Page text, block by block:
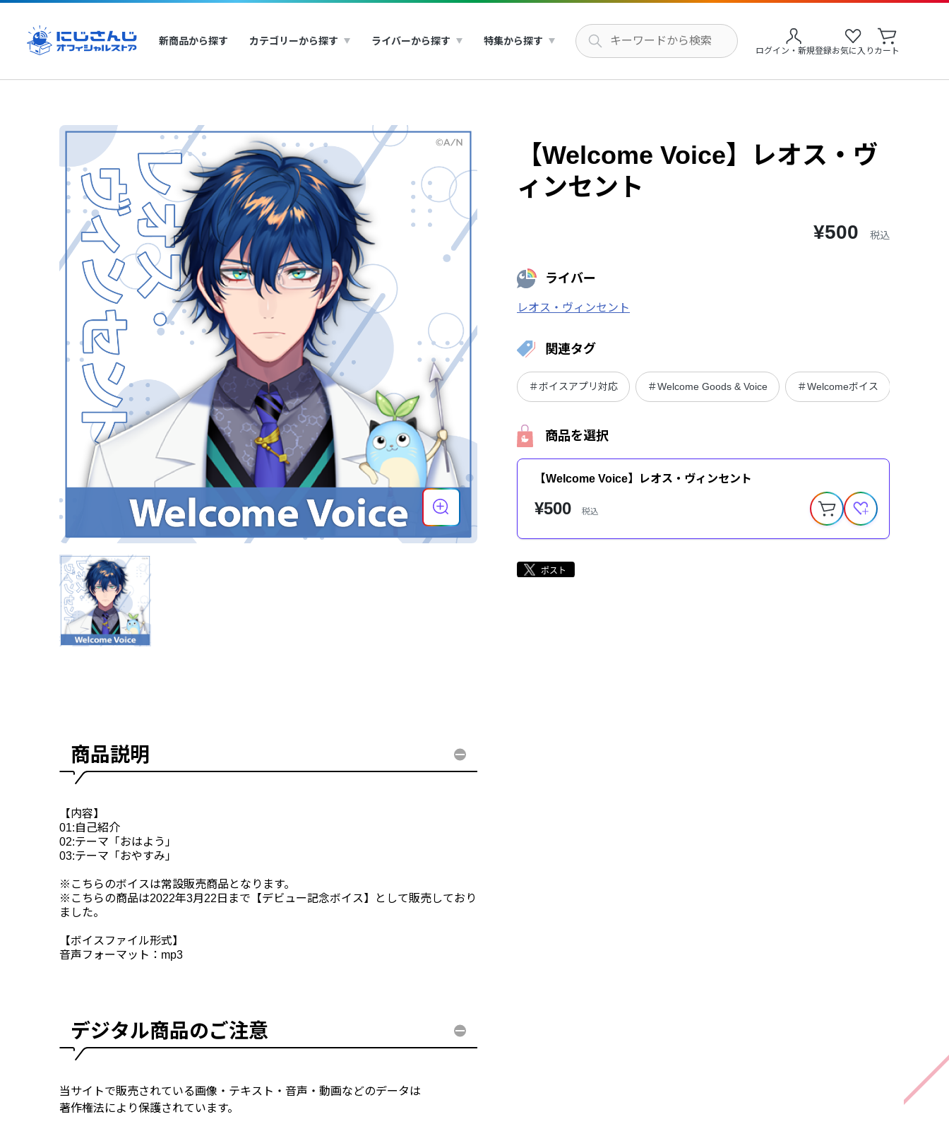
新商品から探す カテゴリーから探す ライバーから探す 特集から探す
ログイン・新規登録お気に入り カート
【Welcome Voice】レオス・ヴ
ィンセント
¥500 税込
ライバー
レオス・ヴィンセント
関連タグ
＃ボイスアプリ対応 ＃Welcome Goods & Voice ＃Welcomeボイス
商品を選択
【Welcome Voice】レオス・ヴィンセント
¥500 税込
商品説明
【内容】
01:自己紹介
02:テーマ「おはよう」
03:テーマ「おやすみ」
※こちらのボイスは常設販売商品となります。
※こちらの商品は2022年3月22日まで【デビュー記念ボイス】として販売しており
ました。
【ボイスファイル形式】
音声フォーマット：mp3
デジタル商品のご注意
当サイトで販売されている画像・テキスト・音声・動画などのデータは
著作権法により保護されています。